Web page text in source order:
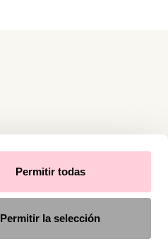
Permitir todas
Permitir la selección